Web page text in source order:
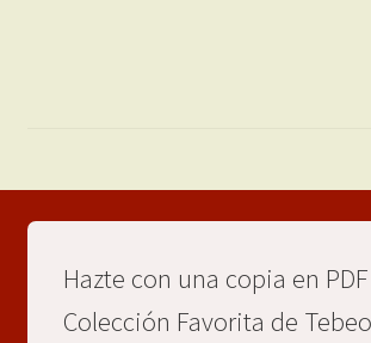
Hazte con una copia en
Colección Favorita de